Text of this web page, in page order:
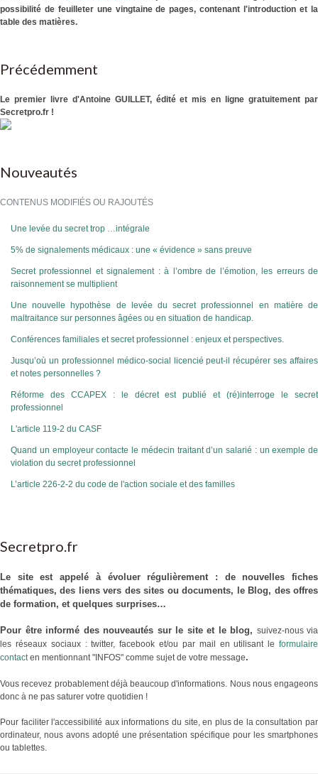
possibilité de feuilleter une vingtaine de pages, contenant l'introduction et la
table des matières.
Précédemment
Le premier livre d'Antoine GUILLET, édité et mis en ligne gratuitement par
Secretpro.fr !
Nouveautés
CONTENUS MODIFIÉS OU RAJOUTÉS
Une levée du secret trop …intégrale
5% de signalements médicaux : une « évidence » sans preuve
Secret professionnel et signalement : à l’ombre de l’émotion, les erreurs de
raisonnement se multiplient
Une nouvelle hypothèse de levée du secret professionnel en matière de
maltraitance sur personnes âgées ou en situation de handicap.
Conférences familiales et secret professionnel : enjeux et perspectives.
Jusqu’où un professionnel médico-social licencié peut-il récupérer ses affaires
et notes personnelles ?
Réforme des CCAPEX : le décret est publié et (ré)interroge le secret
professionnel
L'article 119-2 du CASF
Quand un employeur contacte le médecin traitant d’un salarié : un exemple de
violation du secret professionnel
L’article 226-2-2 du code de l'action sociale et des familles
Secretpro.fr
Le site est appelé à évoluer régulièrement : de nouvelles fiches
thématiques, des liens vers des sites ou documents, le Blog, des offres
de formation, et quelques surprises…
Pour être informé des nouveautés sur le site et le blog, suivez-nous via
les réseaux sociaux : twitter, facebook et/ou par mail en utilisant le formulaire
contacten mentionnant "INFOS" comme sujet de votre message.
Vous recevez probablement déjà beaucoup d'informations. Nous nous engageons
donc à ne pas saturer votre quotidien !
Pour faciliter l'accessibilité aux informations du site, en plus de la consultation par
ordinateur, nous avons adopté une présentation spécifique pour les smartphones
ou tablettes.